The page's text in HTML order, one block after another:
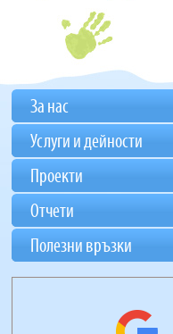
За нас
Услуги и дейности
Проекти
Отчети
Полезни връзки